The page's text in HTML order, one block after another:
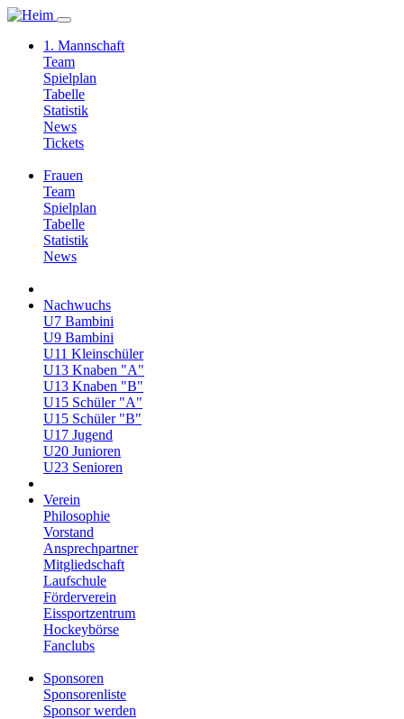
1. Mannschaft
Team
Spielplan
Tabelle
Statistik
News
Tickets
Frauen
Team
Spielplan
Tabelle
Statistik
News
Nachwuchs
U7 Bambini
U9 Bambini
U11 Kleinschüler
U13 Knaben "A"
U13 Knaben "B"
U15 Schüler "A"
U15 Schüler "B"
U17 Jugend
U20 Junioren
U23 Senioren
Verein
Philosophie
Vorstand
Ansprechpartner
Mitgliedschaft
Laufschule
Förderverein
Eissportzentrum
Hockeybörse
Fanclubs
Sponsoren
Sponsorenliste
Sponsor werden